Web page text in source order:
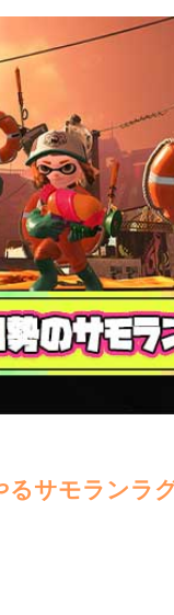
サモランラ